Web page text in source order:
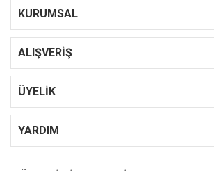
KURUMSAL
ALIŞVERİŞ
ÜYELİK
YARDIM